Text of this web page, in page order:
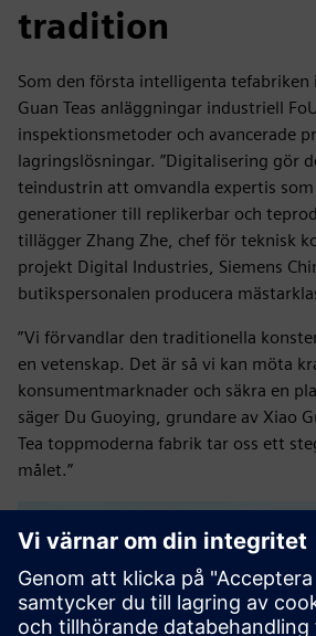
tradition
Som den första intelligenta tefabriken
Guan Teas anläggningar industriell
inspektionsmetoder och avancerade
lagringslösningar. ”Digitalisering gör
teindustrin att omvandla expertis
generationer till replikerbar och
tillägger Zhang Zhe, chef för teknisk
projekt Digital Industries, Siemens
butikspersonalen producera
”Vi förvandlar den traditionella
en vetenskap. Det är så vi kan möta
konsumentmarknader och säkra en
säger Du Guoying, grundare av Xiao
Tea toppmoderna fabrik tar oss ett
målet.”